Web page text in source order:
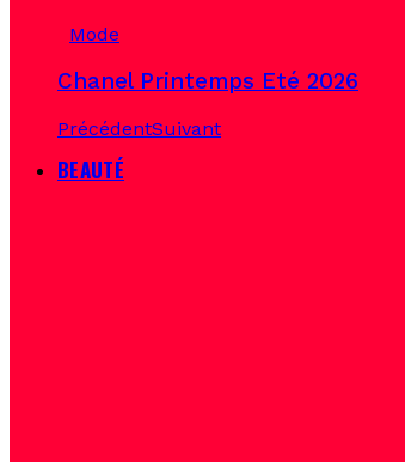
Mode
Chanel Printemps Eté 2026
PrécédentSuivant
BEAUTÉ